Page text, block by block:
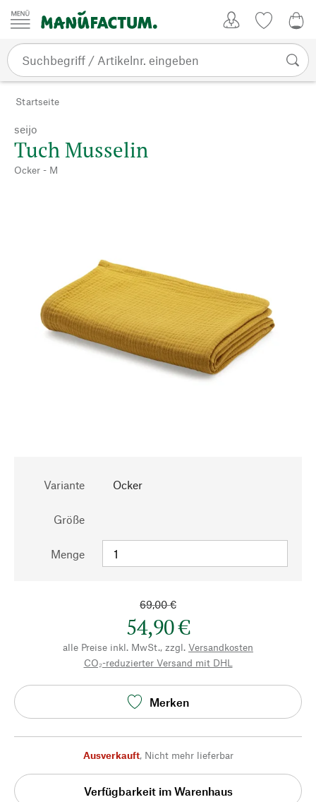
Zum Inhalt springen
Startseite
seijo
Tuch Musselin
Ocker - M
Variante Ocker
Größe
Menge
69,00 €
54,90 €
alle Preise inkl. MwSt., zzgl. Versandkosten
CO₂-reduzierter Versand mit DHL
Merken
Ausverkauft, Nicht mehr lieferbar
Verfügbarkeit im Warenhaus